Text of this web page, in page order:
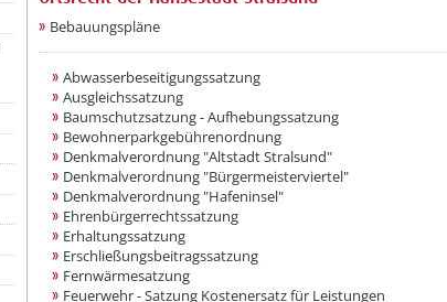
??? absaetzeOben[1]/titel ???
Bebauungspläne
Abwasserbeseitigungssatzung
Ausgleichssatzung
Baumschutzsatzung - Aufhebungssatzung
Bewohnerparkgebührenordnung
Denkmalverordnung "Altstadt Stralsund"
Denkmalverordnung "Bürgermeisterviertel"
Denkmalverordnung "Hafeninsel"
Ehrenbürgerrechtssatzung
Erhaltungssatzung
Erschließungsbeitragssatzung
Fernwärmesatzung
Feuerwehr - Satzung Kostenersatz für Leistungen